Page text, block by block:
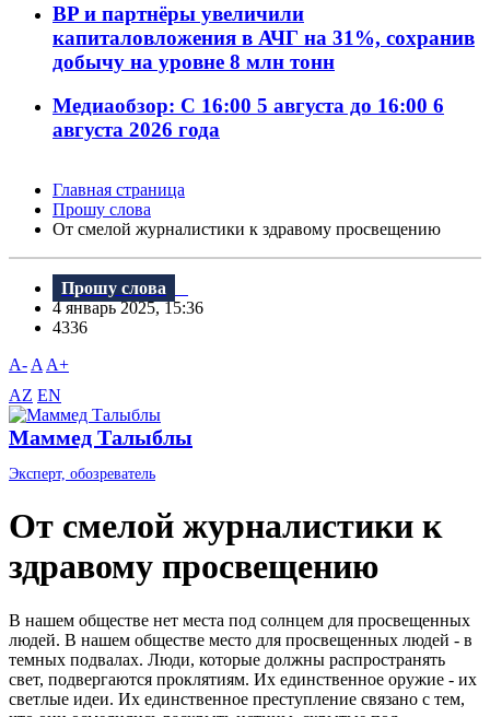
BP и партнёры увеличили
капиталовложения в АЧГ на 31%, сохранив
добычу на уровне 8 млн тонн
Медиаобзор: С 16:00 5 августа до 16:00 6
августа 2026 года
Главная страница
Прошу слова
От смелой журналистики к здравому просвещению
Прошу слова
4 январь 2025, 15:36
4336
A- A A+
AZ EN
Маммед Талыблы
Эксперт, обозреватель
От смелой журналистики к
здравому просвещению
В нашем обществе нет места под солнцем для просвещенных
людей. В нашем обществе место для просвещенных людей - в
темных подвалах. Люди, которые должны распространять
свет, подвергаются проклятиям. Их единственное оружие - их
светлые идеи. Их единственное преступление связано с тем,